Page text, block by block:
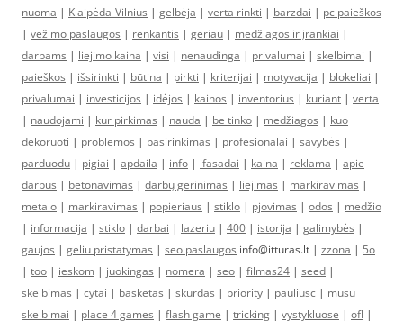
nuoma | Klaipėda-Vilnius | gelbėja | verta rinkti | barzdai | pc paieškos
| vežimo paslaugos | renkantis | geriau | medžiagos ir įrankiai |
darbams | liejimo kaina | visi | nenaudinga | privalumai | skelbimai |
paieškos | išsirinkti | būtina | pirkti | kriterijai | motyvacija | blokeliai |
privalumai | investicijos | idėjos | kainos | inventorius | kuriant | verta
| naudojami | kur pirkimas | nauda | be tinko | medžiagos | kuo
dekoruoti | problemos | pasirinkimas | profesionalai | savybės |
parduodu | pigiai | apdaila | info | ifasadai | kaina | reklama | apie
darbus | betonavimas | darbų gerinimas | liejimas | markiravimas |
metalo | markiravimas | popieriaus | stiklo | pjovimas | odos | medžio
| informacija | stiklo | darbai | lazeriu | 400 | istorija | galimybės |
gaujos | geliu pristatymas | seo paslaugos info@itturas.lt | zzona | 5o
| too | ieskom | juokingas | nomera | seo | filmas24 | seed |
skelbimas | cytai | basketas | skurdas | priority | pauliusc | musu
skelbimai | place 4 games | flash game | tricking | vystykluose | ofl |